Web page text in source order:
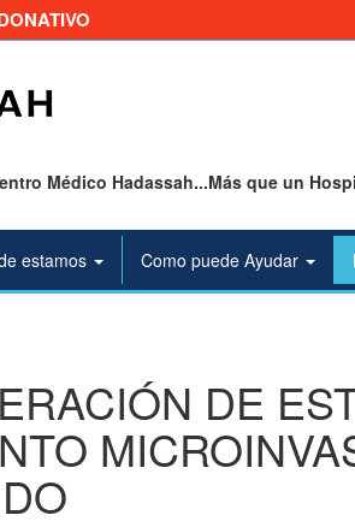
Médico Hadassah...Más que un
estamos Como puede Ayudar
DE